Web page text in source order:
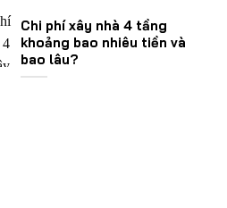
Chi phí xây nhà 4 tầng
khoảng bao nhiêu tiền và
bao lâu?